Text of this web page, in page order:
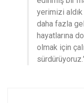
yerimizi
daha fazla
hayatlarına
olmak için